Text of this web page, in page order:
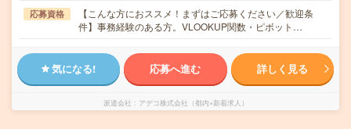
応募資格
【こんな方におススメ！まずはご応募ください／歓迎条
件】事務経験のある方。VLOOKUP関数・ピボット…
気になる! 応募へ進む 詳しく見る
派遣会社 アデコ株式会社（都内×新着求人）